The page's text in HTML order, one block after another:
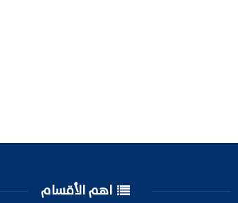
اهم الأقسام